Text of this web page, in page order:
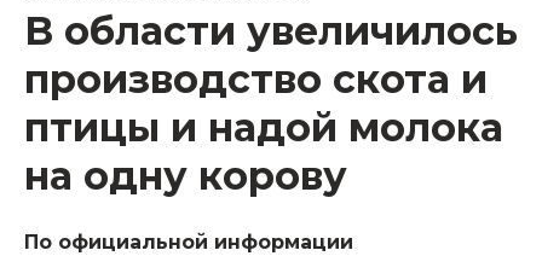
В области увеличилось
производство скота и
птицы и надой молока
на одну корову
По официальной информации